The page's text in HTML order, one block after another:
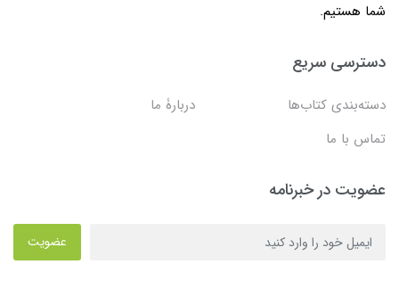
شما هستیم.
دسترسی سریع
دسته‌بندی کتاب‌ها
دربارۀ ما
تماس با ما
عضویت در خبرنامه
عضویت